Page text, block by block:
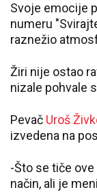
Svoje emocije
numeru
raznežio
Žiri nije ostao
nizale pohvale
Pevač Uroš
izvedena na
-Što se tiče
način, ali je